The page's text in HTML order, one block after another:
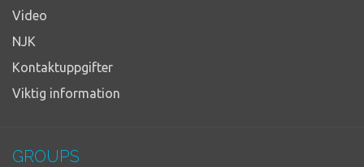
Video
NJK
Kontaktuppgifter
Viktig information
GROUPS